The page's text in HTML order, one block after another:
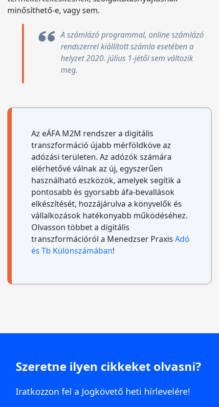
minősíthető-e, vagy sem.
A számlázó programmal, online számlázó
rendszerrel kiállított számla esetében a
helyzet 2020. július 1-jétől sem változik
meg.
Az eÁFA M2M rendszer a digitális
transzformáció újabb mérföldköve az
adózási területen. Az adózók számára
elérhetővé válnak az új, egyszerűen
használható eszközök, amelyek segítik a
pontosabb és gyorsabb áfa-bevallások
elkészítését, hozzájárulva a könyvelők és
vállalkozások hatékonyabb működéséhez.
Olvasson többet a digitális
transzformációról a Menedzser Praxis Adó
és Tb Különszámában!
Szeretne ilyen cikkeket olvasni?
Iratkozzon fel a Jogkövető heti hírlevelére!